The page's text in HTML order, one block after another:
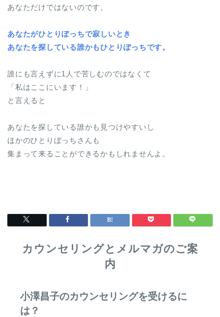
あなただけではないのです。
あなたがひとりぼっちで寂しいとき
あなたを探している誰かもひとりぼっちです。
誰にも言えずに1人で苦しむのではなくて
「私はここにいます！」
と言えると
あなたを探している誰かも見つけやすいし
ほかのひとりぼっちさんも
集まって来ることができるかもしれませんよ。
カウンセリングとメルマガのご案
内
小澤昌子のカウンセリングを受けるに
は？